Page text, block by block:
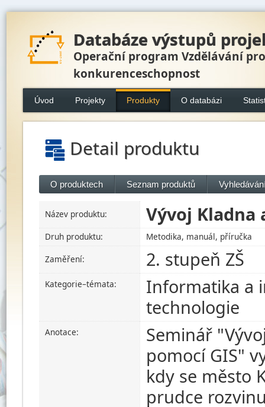
Databáze výstupů
Operační program Vzdělávání pro
konkurenceschopnost
Úvod Projekty Produkty O databázi
Detail produktu
O produktech Seznam produktů
Název produktu: Vývoj Kladna
Druh produktu:
Metodika, manuál, příručka
Zaměření:
2. stupeň ZŠ
Kategorie–témata:
Informatika a
technologie
Anotace:
Seminář
pomocí GIS"
kdy se město
prudce